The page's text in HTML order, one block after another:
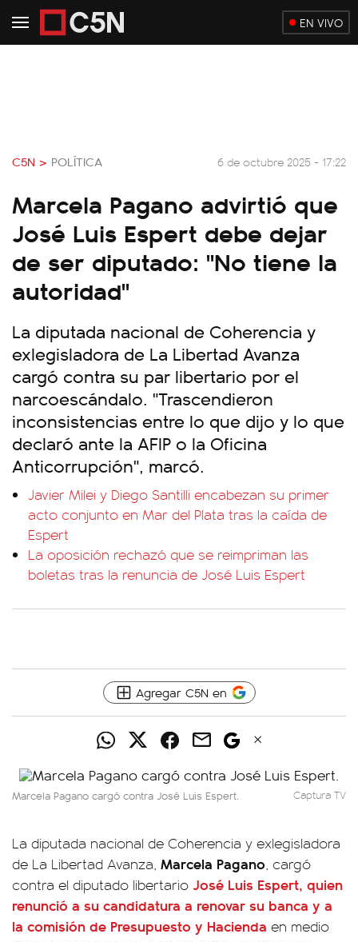
EN VIVO
C5N > POLÍTICA 6 de octubre 2025 - 17:22
Marcela Pagano advirtió que
José Luis Espert debe dejar
de ser diputado: "No tiene la
autoridad"
La diputada nacional de Coherencia y
exlegisladora de La Libertad Avanza
cargó contra su par libertario por el
narcoescándalo. "Trascendieron
inconsistencias entre lo que dijo y lo que
declaró ante la AFIP o la Oficina
Anticorrupción", marcó.
Javier Milei y Diego Santilli encabezan su primer
acto conjunto en Mar del Plata tras la caída de
Espert
La oposición rechazó que se reimpriman las
boletas tras la renuncia de José Luis Espert
Agregar C5N en
Marcela Pagano cargó contra José Luis Espert. Captura TV
La diputada nacional de Coherencia y exlegisladora
de La Libertad Avanza, Marcela Pagano, cargó
contra el diputado libertario José Luis Espert, quien
renunció a su candidatura a renovar su banca y a
la comisión de Presupuesto y Hacienda en medio